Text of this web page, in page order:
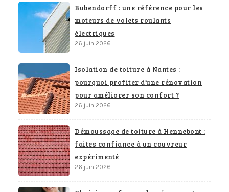
Bubendorff : une référence pour les
moteurs de volets roulants
électriques
26 juin 2026
Isolation de toiture à Nantes :
pourquoi profiter d’une rénovation
pour améliorer son confort ?
26 juin 2026
Démoussage de toiture à Hennebont :
faites confiance à un couvreur
expérimenté
26 juin 2026